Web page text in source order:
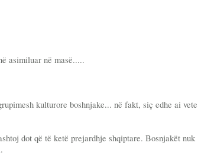
asimiluar në masë.....
kulturore boshnjake... në fakt, siç edhe ai vete
dot që të ketë prejardhje shqiptare. Bosnjakët nuk